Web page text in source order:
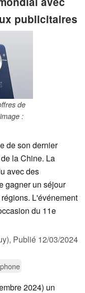
publicitaires
de
:
de son dernier
la Chine. La
avec des
gagner un séjour
L'événement
du 11e
Publié 12/03/2024
2024) un